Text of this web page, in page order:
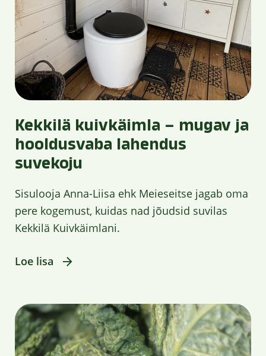
Kekkilä kuivkäimla – mugav ja
hooldusvaba lahendus
suvekoju
Sisulooja Anna-Liisa ehk Meieseitse jagab oma
pere kogemust, kuidas nad jõudsid suvilas
Kekkilä Kuivkäimlani.
Loe lisa